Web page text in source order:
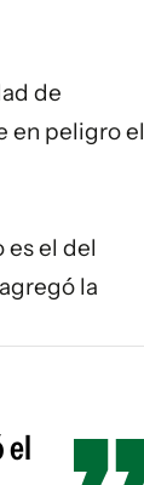
de
en peligro el
es el del
la
el